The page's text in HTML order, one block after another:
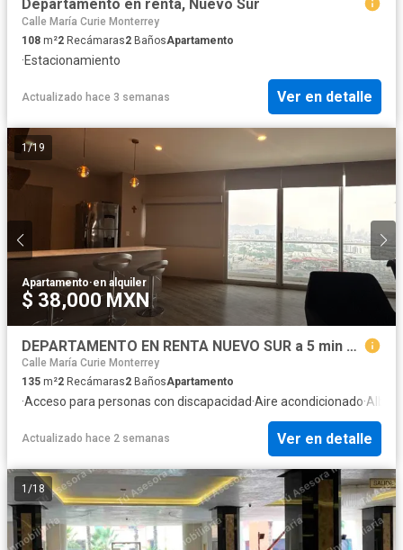
Departamento en renta, Nuevo Sur
Calle María Curie Monterrey
108 m²2 Recámaras2 BañosApartamento
·Estacionamiento
Actualizado hace 3 semanas Ver en detalle
1/19
Apartamento·en alquiler
$ 38,000 MXN
DEPARTAMENTO EN RENTA NUEVO SUR a 5 min del Tec
Calle María Curie Monterrey
135 m²2 Recámaras2 BañosApartamento
·Acceso para personas con discapacidad·Aire acondicionado·
Actualizado hace 2 semanas Ver en detalle
1 /18